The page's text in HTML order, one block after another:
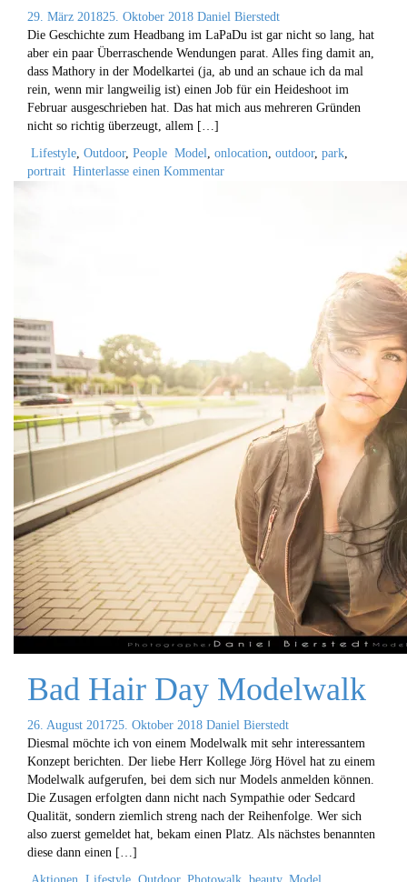
29. März 201825. Oktober 2018 Daniel Bierstedt
Die Geschichte zum Headbang im LaPaDu ist gar nicht so lang, hat
aber ein paar Überraschende Wendungen parat. Alles fing damit an,
dass Mathory in der Modelkartei (ja, ab und an schaue ich da mal
rein, wenn mir langweilig ist) einen Job für ein Heideshoot im
Februar ausgeschrieben hat. Das hat mich aus mehreren Gründen
nicht so richtig überzeugt, allem […]
Lifestyle Outdoor, People Model onlocation outdoor, park
portrait Hinterlasse einen Kommentar
Bad Hair Day Modelwalk
26. August 201725. Oktober 2018 Daniel Bierstedt
Diesmal möchte ich von einem Modelwalk mit sehr interessantem
Konzept berichten. Der liebe Herr Kollege Jörg Hövel hat zu einem
Modelwalk aufgerufen, bei dem sich nur Models anmelden können.
Die Zusagen erfolgten dann nicht nach Sympathie oder Sedcard
Qualität, sondern ziemlich streng nach der Reihenfolge. Wer sich
also zuerst gemeldet hat, bekam einen Platz. Als nächstes benannten
diese dann einen […]